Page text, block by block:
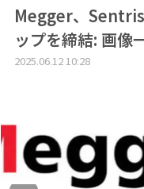
おすすめコンテンツ
出版物
Megger、
ップを締結: 画像
2025.06.12 10:28